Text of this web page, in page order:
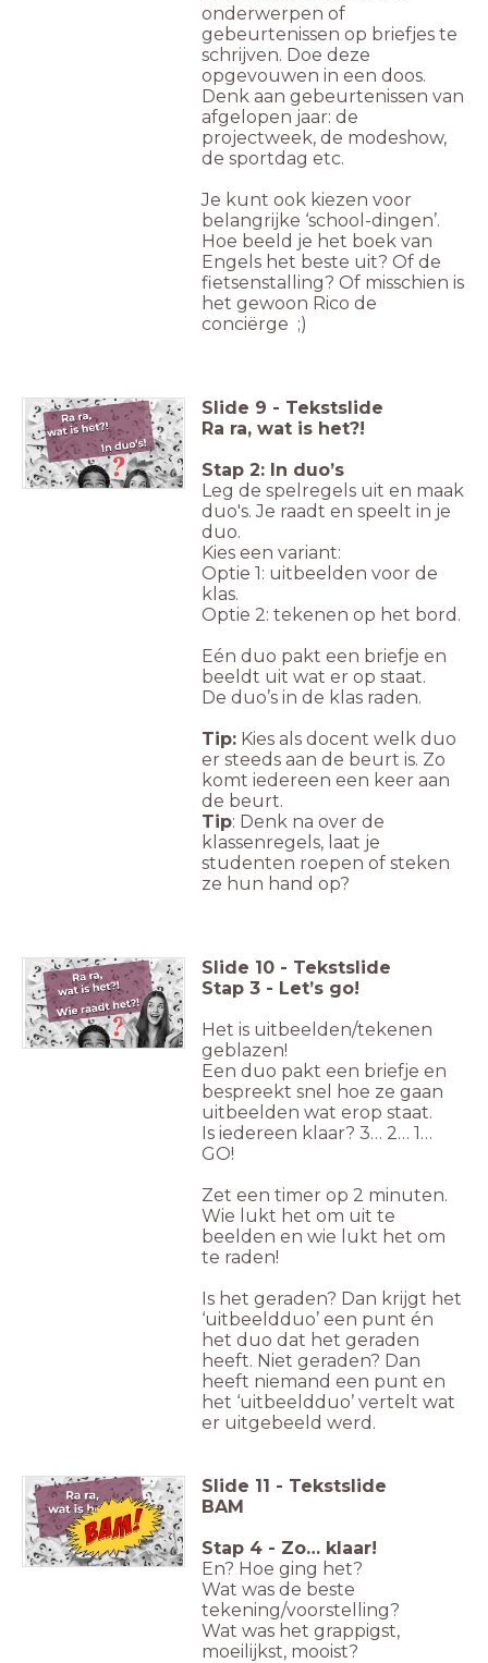
onderwerpen of
gebeurtenissen op briefjes te
schrijven. Doe deze
opgevouwen in een doos.
Denk aan gebeurtenissen van
afgelopen jaar: de
projectweek, de modeshow,
de sportdag etc.
Je kunt ook kiezen voor
belangrijke ‘school-dingen’.
Hoe beeld je het boek van
Engels het beste uit? Of de
fietsenstalling? Of misschien is
het gewoon Rico de
conciërge ;)
Slide 9 - Tekstslide
Ra ra, wat is het?!
Stap 2: In duo’s
Leg de spelregels uit en maak
duo's. Je raadt en speelt in je
duo.
Kies een variant:
Optie 1: uitbeelden voor de
klas.
Optie 2: tekenen op het bord.
Eén duo pakt een briefje en
beeldt uit wat er op staat.
De duo’s in de klas raden.
Tip: Kies als docent welk duo
er steeds aan de beurt is. Zo
komt iedereen een keer aan
de beurt.
Tip: Denk na over de
klassenregels, laat je
studenten roepen of steken
ze hun hand op?
Slide 10 - Tekstslide
Stap 3 - Let’s go!
Het is uitbeelden/tekenen
geblazen!
Een duo pakt een briefje en
bespreekt snel hoe ze gaan
uitbeelden wat erop staat.
Is iedereen klaar? 3… 2… 1…
GO!
Zet een timer op 2 minuten.
Wie lukt het om uit te
beelden en wie lukt het om
te raden!
Is het geraden? Dan krijgt het
‘uitbeeldduo’ een punt én
het duo dat het geraden
heeft. Niet geraden? Dan
heeft niemand een punt en
het ‘uitbeeldduo’ vertelt wat
er uitgebeeld werd.
Slide 11 - Tekstslide
BAM
Stap 4 - Zo… klaar!
En? Hoe ging het?
Wat was de beste
tekening/voorstelling?
Wat was het grappigst,
moeilijkst, mooist?